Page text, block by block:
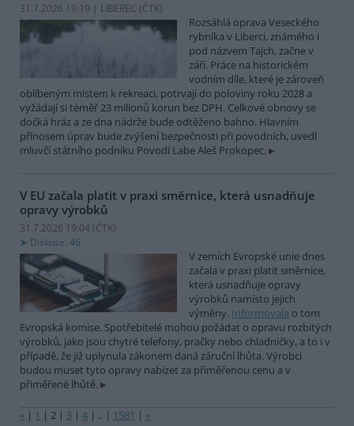
31.7.2026 19:19 | LIBEREC (ČTK)
Rozsáhlá oprava Veseckého
rybníka v Liberci, známého i
pod názvem Tajch, začne v
září. Práce na historickém
vodním díle, které je zároveň
oblíbeným místem k rekreaci, potrvají do poloviny roku 2028 a
vyžádají si téměř 23 milionů korun bez DPH. Celkové obnovy se
dočká hráz a ze dna nádrže bude odtěženo bahno. Hlavním
přínosem úprav bude zvýšení bezpečnosti při povodních, uvedl
mluvčí státního podniku Povodí Labe Aleš Prokopec.
V EU začala platit v praxi směrnice, která usnadňuje
opravy výrobků
31.7.2026 19:04 (ČTK)
Diskuse: 46
V zemích Evropské unie dnes
začala v praxi platit směrnice,
která usnadňuje opravy
výrobků namísto jejich
výměny. Informovala o tom
Evropská komise. Spotřebitelé mohou požádat o opravu rozbitých
výrobků, jako jsou chytré telefony, pračky nebo chladničky, a to i v
případě, že již uplynula zákonem daná záruční lhůta. Výrobci
budou muset tyto opravy nabízet za přiměřenou cenu a v
přiměřené lhůtě.
« | 1 | 2 | 3 | 4 | .. | 1581 | »